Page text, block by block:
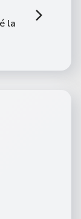
la